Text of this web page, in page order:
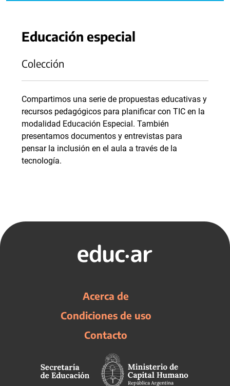
Educación especial
Colección
Compartimos una serie de propuestas educativas y
recursos pedagógicos para planificar con TIC en la
modalidad Educación Especial. También
presentamos documentos y entrevistas para
pensar la inclusión en el aula a través de la
tecnología.
Acerca de
Condiciones de uso
Contacto